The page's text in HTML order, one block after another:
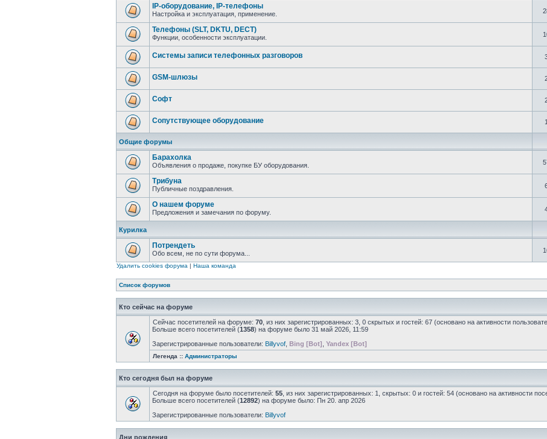
IP-оборудование, IP-телефоны
Настройка и эксплуатация, применение.
Телефоны (SLT, DKTU, DECT)
Функции, особенности эксплуатации.
Системы записи телефонных разговоров
GSM-шлюзы
Софт
Сопутствующее оборудование 1
Общие форумы
Барахолка
Объявления о продаже, покупке БУ оборудования.
Трибуна
Публичные поздравления.
О нашем форуме
Предложения и замечания по форуму.
Курилка
Потрендеть
Обо всем, не по сути форума...
Удалить cookies форума | Наша команда
Список форумов
Кто сейчас на форуме
Сейчас посетителей на форуме: 70 , из них зарегистрированных: 3, 0 скрытых и гостей: 67 (основано на активности
Больше всего посетителей (1358) на форуме было 31 май 2026, 11:59
Зарегистрированные пользователи: Billyvof Bing [Bot] Yandex [Bot]
Легенда :: Администраторы
Кто сегодня был на форуме
Сегодня на форуме было посетителей: 55 , из них зарегистрированных: 1, скрытых: 0 и гостей: 54 (основано на активности
Больше всего посетителей (12892) на форуме было: Пн 20. апр 2026
Зарегистрированные пользователи: Billyvof
Дни рождения